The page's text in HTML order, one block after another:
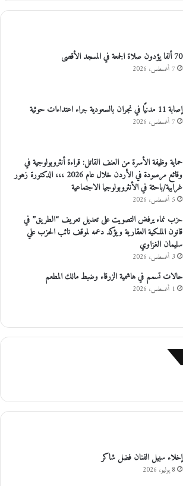
70 ألفا يؤدون صلاة الجمعة في المسجد الأقصى
7 أغسطس، 2026
إصابة 11 مدنيًا في نجران بالسعودية جراء اعتداءات حوثية
7 أغسطس، 2026
حماية وظيفة الأسرة من العنف القاتل: قراءة أنثروبولوجية في
وقائع مرصودة في الأردن خلال عام 2026 ،،، الدكتورة زهور
غرايبة/باحثة في الأنثروبولوجيا الاجتماعية
5 أغسطس، 2026
حزب نماء يرفض التصويت على تعديل تعريف “الطريق” في
قانون الملكية العقارية ويؤكد دعمه لموقف نائب الحزب علي
سليمان الغزاوي
3 أغسطس، 2026
حالات تسمم في هاشمية الزرقاء وضبط مالك المطعم
1 أغسطس، 2026
إخلاء سبيل الفنان فضل شاكر
8 يوليو، 2026